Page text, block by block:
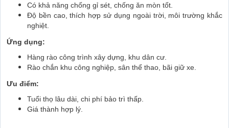
Có khả năng chống gỉ sét, chống ăn mòn tốt.
Độ bền cao, thích hợp sử dụng ngoài trời, môi trường khắc
nghiệt.
Ứng dụng:
Hàng rào công trình xây dựng, khu dân cư.
Rào chắn khu công nghiệp, sân thể thao, bãi giữ xe.
Ưu điểm:
Tuổi thọ lâu dài, chi phí bảo trì thấp.
Giá thành hợp lý.